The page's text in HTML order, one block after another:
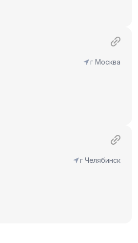
г Москва
г Челябинск